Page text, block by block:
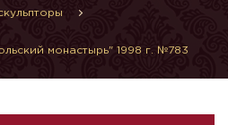
монастырь" 1998 г. №783